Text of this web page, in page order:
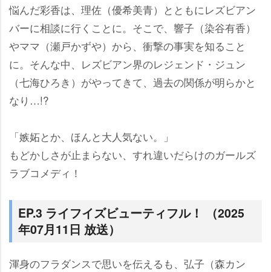
悩んだ彩香は、理佐（優希美青）とともにレズビアン
バーに相談に行くことに。そこで、響子（染谷有香）
ママ（瀬戸かずや）から、衝撃の事実を知ること
に。そんな中、レズビアン界のレジェンド・ジュン
（七海ひろき）がやってきて、過去の関係が明らかと
なり…!?
「嫉妬とか、ほんと大人気ない。」
もどかしさが止まらない、すれ違いだらけのガールズ
ラブコメディ！
EP.3 ライフイズビューティフル！ （2025
年07月11日 放送）
渾身のフラダンスで思いを伝えるも、弘子（森カン